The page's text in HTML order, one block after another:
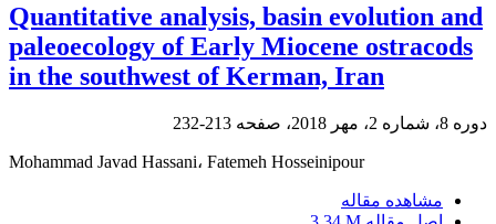
Quantitative analysis, basin evolution and
paleoecology of Early Miocene ostracods
in the southwest of Kerman, Iran
دوره 8، شماره 2، مهر 2018، صفحه 213-232
Mohammad Javad Hassani، Fatemeh Hosseinipour
مشاهده مقاله